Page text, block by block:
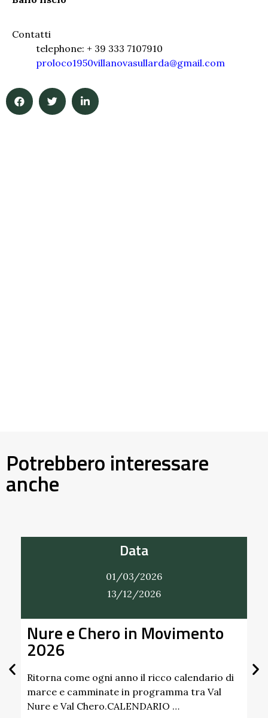
Contatti
telephone: + 39 333 7107910
proloco1950villanovasullarda@gmail.com
Potrebbero interessare
anche
di
Data
01/03/2026
31/12/2026
Alla Scoperta dei Profumi del
Giardino del Castello di
Pallavicino
Scopri i profumi inaspettati di erbe e frutti